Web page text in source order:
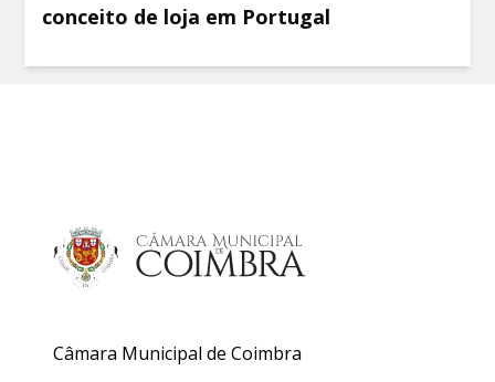
conceito de loja em Portugal
Câmara Municipal de Coimbra